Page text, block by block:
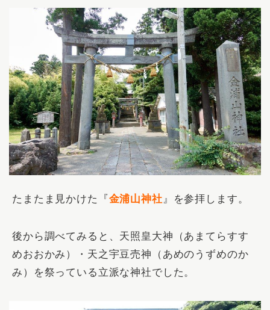
たまたま見かけた『 金浦山神社』を参拝します。
後から調べてみると、天照皇大神（あまてらすす
めおおかみ）・天之宇豆売神（あめのうずめのか
み）を祭っている立派な神社でした。